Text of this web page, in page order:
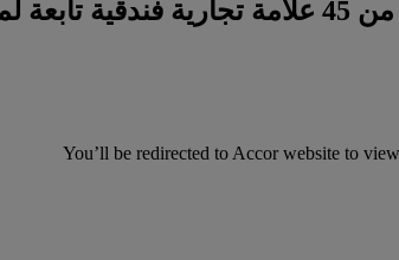
أكور
You’ll be redirected to Accor website to